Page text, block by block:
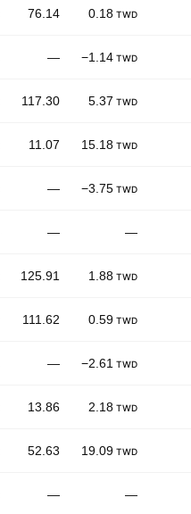
76.14 0.18 TWD
— −1.14 TWD
117.30 5.37 TWD
11.07 15.18 TWD
— −3.75 TWD
— —
125.91 1.88 TWD
111.62 0.59 TWD
— −2.61 TWD
13.86 2.18 TWD
52.63 19.09 TWD
— —